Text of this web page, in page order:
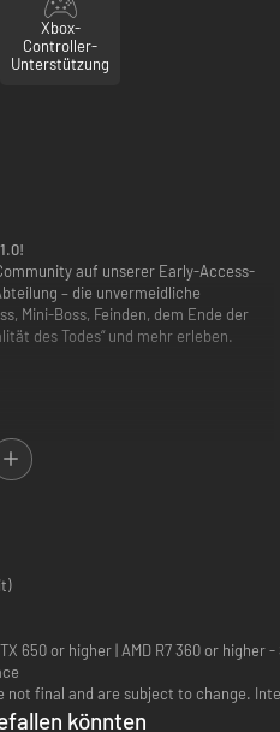
Xbox-
Controller-
Unterstützung
auf unserer Early-Access-
– die unvermeidliche
Mini-Boss, Feinden, dem Ende der
des Todes“ und mehr erleben.
aber charmanten, bürokratischen
NVIDIA GeForce GTX 650 or
not final and are subject to change.
könnten